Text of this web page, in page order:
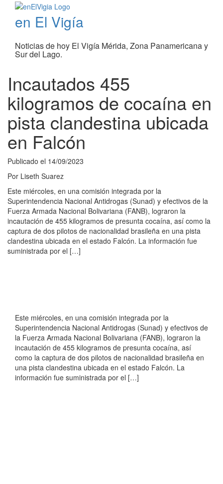
en El Vigía
Noticias de hoy El Vigía Mérida, Zona Panamericana y
Sur del Lago.
Incautados 455
kilogramos de cocaína en
pista clandestina ubicada
en Falcón
Publicado el 14/09/2023
Por Liseth Suarez
Este miércoles, en una comisión integrada por la
Superintendencia Nacional Antidrogas (Sunad) y efectivos de la
Fuerza Armada Nacional Bolivariana (FANB), lograron la
incautación de 455 kilogramos de presunta cocaína, así como la
captura de dos pilotos de nacionalidad brasileña en una pista
clandestina ubicada en el estado Falcón. La información fue
suministrada por el […]
Este miércoles, en una comisión integrada por la
Superintendencia Nacional Antidrogas (Sunad) y efectivos de
la Fuerza Armada Nacional Bolivariana (FANB), lograron la
incautación de 455 kilogramos de presunta cocaína, así
como la captura de dos pilotos de nacionalidad brasileña en
una pista clandestina ubicada en el estado Falcón. La
información fue suministrada por el […]